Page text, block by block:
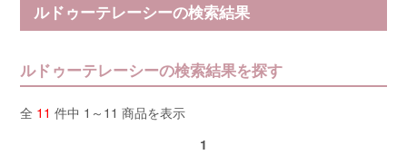
ルドゥーテレーシーの検索結果
ルドゥーテレーシーの検索結果を探す
全 11件中 1～11 商品を表示
1